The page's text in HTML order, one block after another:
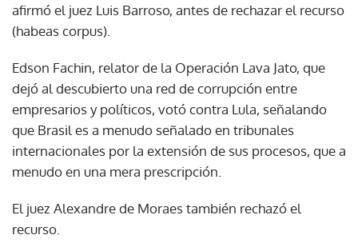
afirmó el juez Luis Barroso, antes de rechazar el recurso
(habeas corpus).
Edson Fachin, relator de la Operación Lava Jato, que
dejó al descubierto una red de corrupción entre
empresarios y políticos, votó contra Lula, señalando
que Brasil es a menudo señalado en tribunales
internacionales por la extensión de sus procesos, que a
menudo en una mera prescripción.
El juez Alexandre de Moraes también rechazó el
recurso.